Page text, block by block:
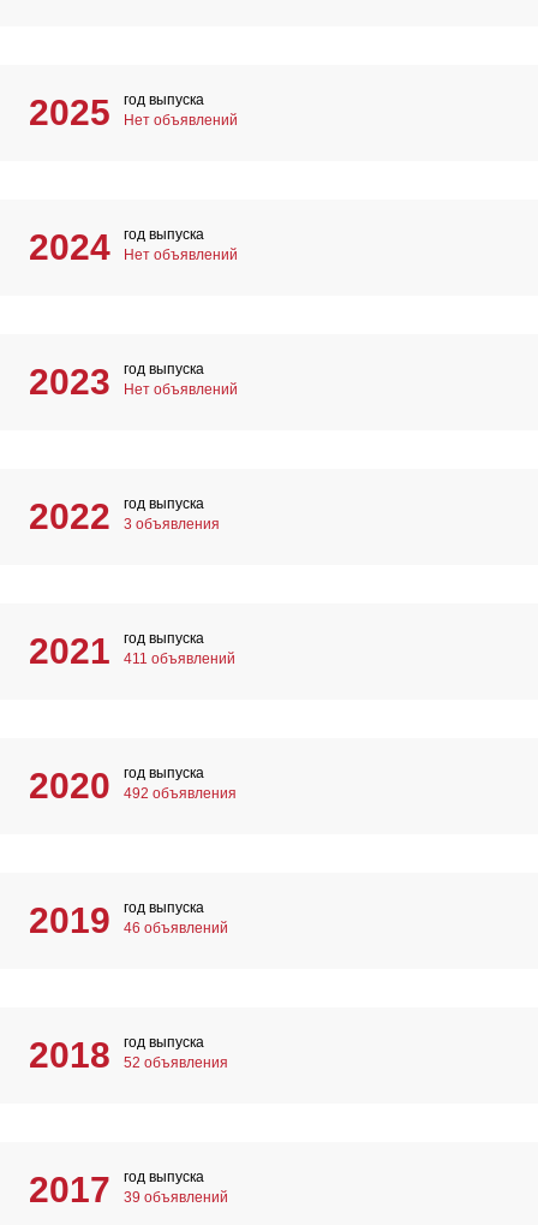
2025
год выпуска
Нет объявлений
2024
год выпуска
Нет объявлений
2023
год выпуска
Нет объявлений
2022
год выпуска
3 объявления
2021
год выпуска
411 объявлений
2020
год выпуска
492 объявления
2019
год выпуска
46 объявлений
2018
год выпуска
52 объявления
2017
год выпуска
39 объявлений